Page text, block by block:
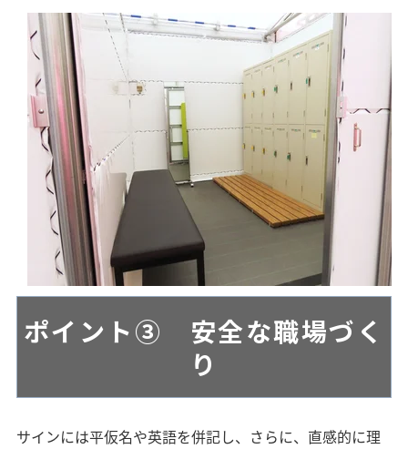
ポイント③ 安全な職場づく
り
サインには平仮名や英語を併記し、さらに、直感的に理